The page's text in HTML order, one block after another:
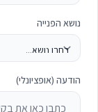
נושא הפנייה
הודעה (אופציונלי)